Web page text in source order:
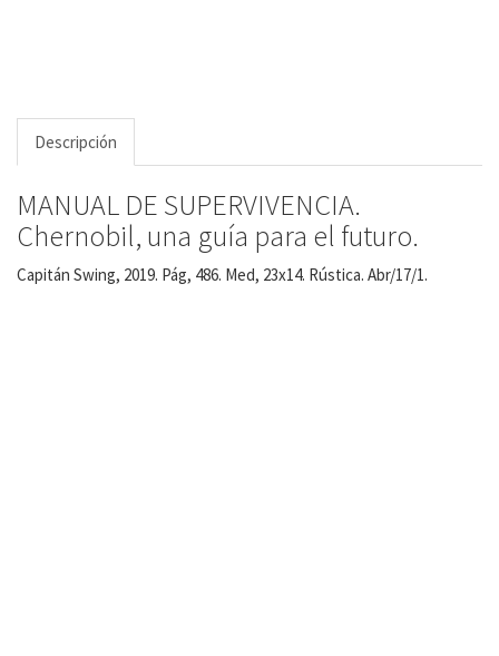
Descripción
MANUAL DE SUPERVIVENCIA.
Chernobil, una guía para el futuro.
Capitán Swing, 2019. Pág, 486. Med, 23x14. Rústica. Abr/17/1.